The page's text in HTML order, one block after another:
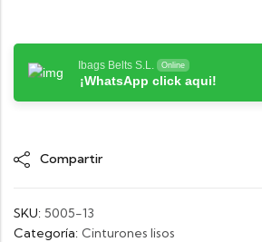
Ibags Belts S.L. Online
¡WhatsApp click aqui!
Compartir
SKU: 5005-13
Categoría: Cinturones lisos